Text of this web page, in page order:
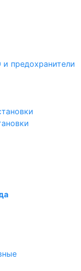
предохранители